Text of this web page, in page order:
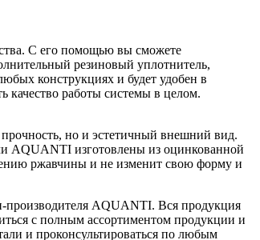
С его помощью вы сможете
резиновый уплотнитель,
конструкциях и будет удобен в
качество работы системы в целом.
но и эстетичный внешний вид.
AQUANTI изготовлены из оцинкованной
ржавчины и не изменит свою форму и
производителя AQUANTI. Вся продукция
с полным ассортиментом продукции и
и проконсультироваться по любым